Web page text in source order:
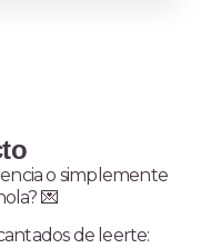
o simplemente
💌
de leerte: